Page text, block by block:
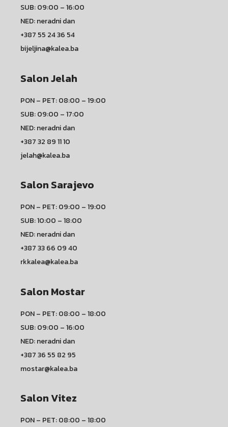
SUB: 09:00 – 16:00
NED: neradni dan
+387 55 24 36 54
bijeljina@kalea.ba
Salon Jelah
PON – PET: 08:00 – 19:00
SUB: 09:00 – 17:00
NED: neradni dan
+387 32 89 11 10
jelah@kalea.ba
Salon Sarajevo
PON – PET: 09:00 – 19:00
SUB: 10:00 – 18:00
NED: neradni dan
+387 33 66 09 40
rkkalea@kalea.ba
Salon Mostar
PON – PET: 08:00 – 18:00
SUB: 09:00 – 16:00
NED: neradni dan
+387 36 55 82 95
mostar@kalea.ba
Salon Vitez
PON – PET: 08:00 – 18:00